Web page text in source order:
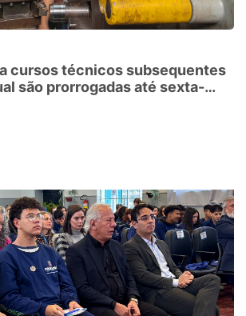
cursos técnicos subsequentes
são prorrogadas até sexta-